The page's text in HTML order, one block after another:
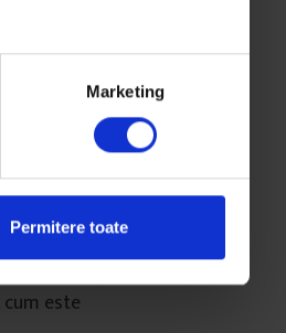
Marketing
Permitere toate
mașinii
prin
de creștere
și s-a
este